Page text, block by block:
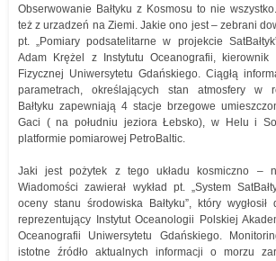
Obserwowanie Bałtyku z Kosmosu to nie
też z urzadzeń na Ziemi. Jakie ono jest – zebrani
pt. „Pomiary podsatelitarne w projekcie
Adam Krężel z Instytutu Oceanografii, kierownik
Fizycznej Uniwersytetu Gdańskiego. Ciągłą
parametrach, określających stan atmosfery w
Bałtyku zapewniają 4 stacje brzegowe
Gaci ( na południu jeziora Łebsko), w Helu i
platformie pomiarowej PetroBaltic.
Jaki jest pożytek z tego układu kosmiczno –
Wiadomości zawierał wykład pt. „System
oceny stanu środowiska Bałtyku”, który
reprezentujący Instytut Oceanologii Polskiej
Oceanografii Uniwersytetu Gdańskiego.
istotne źródło aktualnych informacji o morzu